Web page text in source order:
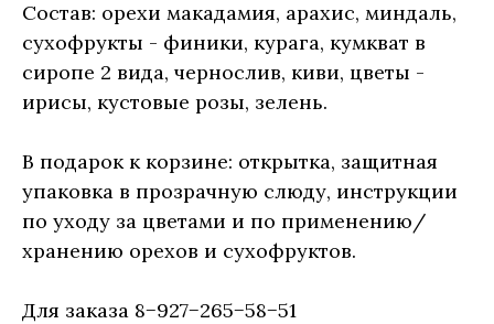
Состав: орехи макадамия, арахис, миндаль,
сухофрукты - финики, курага, кумкват в
сиропе 2 вида, чернослив, киви, цветы -
ирисы, кустовые розы, зелень.
В подарок к корзине: открытка, защитная
упаковка в прозрачную слюду, инструкции
по уходу за цветами и по применению/
хранению орехов и сухофруктов.
Для заказа 8−927−265−58−51